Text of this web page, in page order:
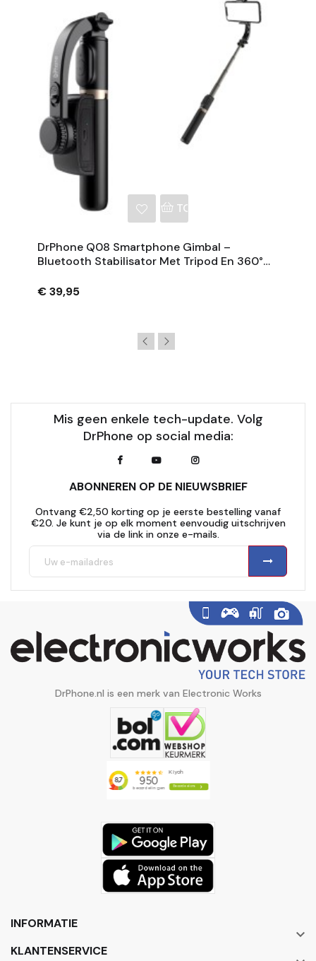
TOEVOEGEN AAN
DrPhone Q08 Smartphone Gimbal –
Bluetooth Stabilisator Met Tripod En 360°
€ 39,95
Mis geen enkele tech-update. Volg
DrPhone op social media:
ABONNEREN OP DE NIEUWSBRIEF
Ontvang €2,50 korting op je eerste bestelling vanaf
€20. Je kunt je op elk moment eenvoudig uitschrijven
via de link in onze e-mails.
DrPhone.nl is een merk van Electronic Works
INFORMATIE

KLANTENSERVICE